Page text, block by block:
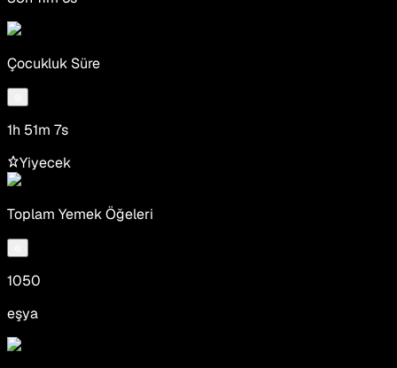
Çocukluk Süre
1h 51m 7s
Yiyecek
Toplam Yemek Öğeleri
1050
eşya